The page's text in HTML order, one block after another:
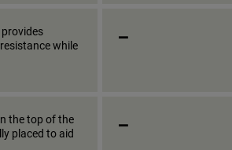
while
_
the top of the
placed to aid
_